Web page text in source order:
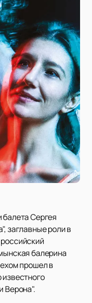
Сергея
заглавные роли в
балерина
прошел в
Верона".